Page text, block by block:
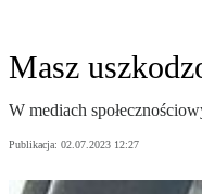
Masz
W mediach
Publikacja: 02.07.2023 12:27